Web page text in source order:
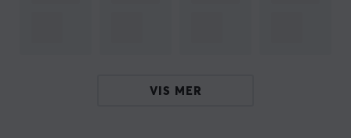
VIS MER